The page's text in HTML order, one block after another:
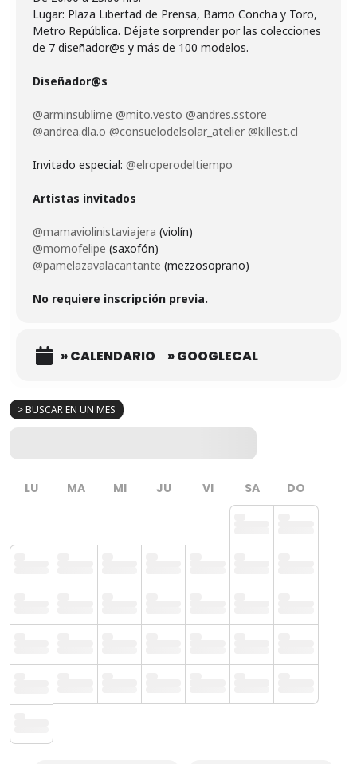
> BUSCAR EN UN MES
LU MA MI JU VI SA DO
Lugar: Plaza Libertad de Prensa, Barrio Concha y Toro,
Metro República. Déjate sorprender por las colecciones
de 7 diseñador@s y más de 100 modelos.
Diseñador@s
@arminsublime @mito.vesto @andres.sstore
@andrea.dla.o @consuelodelsolar_atelier @killest.cl
Invitado especial: @elroperodeltiempo
Artistas invitados
@mamaviolinistaviajera
@momofelipe
@pamelazavalacantante (mezzosoprano)
No requiere inscripción previa.
» CALENDARIO » GOOGLECAL